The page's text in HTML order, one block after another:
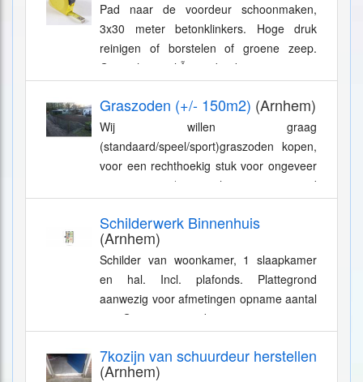
Pad naar de voordeur schoonmaken,
3x30 meter betonklinkers. Hoge druk
reinigen of borstelen of groene zeep.
Geen chemicaliÃ«n gebruiken
Graszoden (+/- 150m2) (Arnhem)
Wij willen graag
(standaard/speel/sport)graszoden kopen,
voor een rechthoekig stuk voor ongeveer
150m2 meter (moeten het nog even goed
voor: - zoden...
Schilderwerk Binnenhuis
(Arnhem)
Schilder van woonkamer, 1 slaapkamer
en hal. Incl. plafonds. Plattegrond
aanwezig voor afmetingen opname aantal
m2. Graag een goede prijs.
7kozijn van schuurdeur herstellen
(Arnhem)